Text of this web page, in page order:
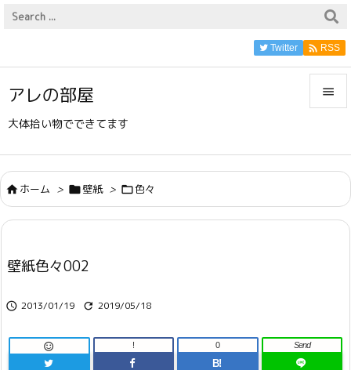
アレの部屋
大体拾い物でできてます

サイド

Twitter  RSS
ホーム > 壁紙 > 色々
壁紙色々002
 2013/01/19  2019/05/18
 !
B!
0 Send